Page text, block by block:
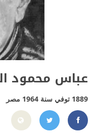
عباس محمود
1889 توفي سنة 1964 مصر